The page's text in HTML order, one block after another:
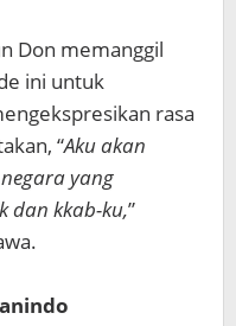
Don memanggil
ini untuk
rasa
“Aku akan
yang
dan kkab-ku,”